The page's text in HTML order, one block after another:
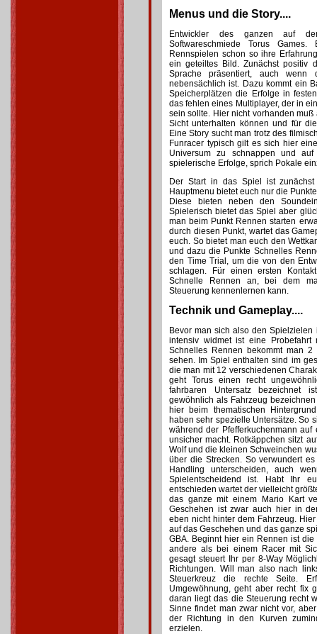
Menus und die Story....
Entwickler des ganzen auf
Softwareschmiede Torus
Rennspielen schon so ihre
ein geteiltes Bild. Zunächst positiv
Sprache präsentiert, auch
nebensächlich ist. Dazu kommt ein
Speicherplätzen die Erfolge in
das fehlen eines Multiplayer, der in
sein sollte. Hier nicht vorhanden
Sicht unterhalten können und für
Eine Story sucht man trotz des
Funracer typisch gilt es sich hier
Universum zu schnappen und auf
spielerische Erfolge, sprich Pokale
Der Start in das Spiel ist
Hauptmenu bietet euch nur die
Diese bieten neben den
Spielerisch bietet das Spiel aber
man beim Punkt Rennen starten
durch diesen Punkt, wartet das
euch. So bietet man euch den
und dazu die Punkte Schnelles
den Time Trial, um die von den
schlagen. Für einen ersten
Schnelle Rennen an, bei dem
Steuerung kennenlernen kann.
Technik und Gameplay....
Bevor man sich also den
intensiv widmet ist eine Probefahrt
Schnelles Rennen bekommt man
sehen. Im Spiel enthalten sind im
die man mit 12 verschiedenen
geht Torus einen recht
fahrbaren Untersatz bezeichnet
gewöhnlich als Fahrzeug
hier beim thematischen
haben sehr spezielle Untersätze. So
während der Pfefferkuchenmann
unsicher macht. Rotkäppchen sitzt
Wolf und die kleinen Schweinchen
über die Strecken. So verwundert
Handling unterscheiden, auch
Spielentscheidend ist. Habt Ihr
entschieden wartet der vielleicht
das ganze mit einem Mario Kart
Geschehen ist zwar auch hier in
eben nicht hinter dem Fahrzeug.
auf das Geschehen und das ganze
GBA. Beginnt hier ein Rennen ist
andere als bei einem Racer mit
gesagt steuert Ihr per 8-Way
Richtungen. Will man also nach
Steuerkreuz die rechte Seite.
Umgewöhnung, geht aber recht fix
daran liegt das die Steuerung recht
Sinne findet man zwar nicht vor,
der Richtung in den Kurven
erzielen.